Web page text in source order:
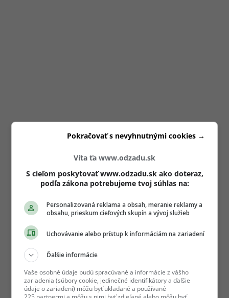
Víta ťa www.odzadu.sk
S cieľom poskytovať www.odzadu.sk ako doteraz,
podľa zákona potrebujeme tvoj súhlas na:
Personalizovaná reklama a obsah, meranie reklamy a
obsahu, prieskum cieľových skupín a vývoj služieb
Uchovávanie alebo prístup k informáciám na zariadení
Ďalšie informácie
Vaše osobné údaje budú spracúvané a informácie z vášho
zariadenia (súbory cookie, jedinečné identifikátory a ďalšie
údaje o zariadení) môžu byť ukladané a používané
Pokračovať s nevyhnutnými cookies →